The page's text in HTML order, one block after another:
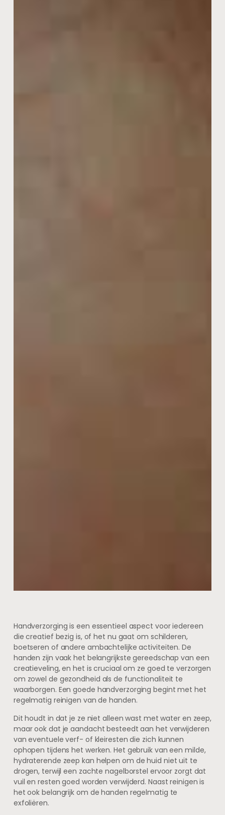
Handverzorging is een essentieel aspect voor iedereen
die creatief bezig is, of het nu gaat om schilderen,
boetseren of andere ambachtelijke activiteiten. De
handen zijn vaak het belangrijkste gereedschap van een
creatieveling, en het is cruciaal om ze goed te verzorgen
om zowel de gezondheid als de functionaliteit te
waarborgen. Een goede handverzorging begint met het
regelmatig reinigen van de handen.
Dit houdt in dat je ze niet alleen wast met water en zeep,
maar ook dat je aandacht besteedt aan het verwijderen
van eventuele verf- of kleiresten die zich kunnen
ophopen tijdens het werken. Het gebruik van een milde,
hydraterende zeep kan helpen om de huid niet uit te
drogen, terwijl een zachte nagelborstel ervoor zorgt dat
vuil en resten goed worden verwijderd. Naast reinigen is
het ook belangrijk om de handen regelmatig te
exfoliëren.